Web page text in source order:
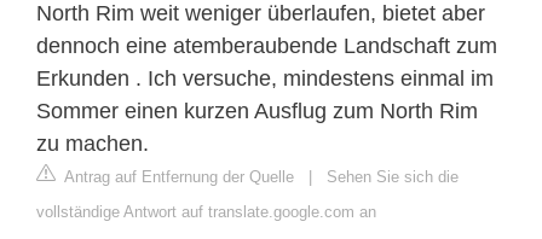
North Rim weit weniger überlaufen, bietet aber
dennoch eine atemberaubende Landschaft zum
Erkunden . Ich versuche, mindestens einmal im
Sommer einen kurzen Ausflug zum North Rim
zu machen.
Antrag auf Entfernung der Quelle
Sehen Sie sich die
vollständige Antwort auf translate.google.com an